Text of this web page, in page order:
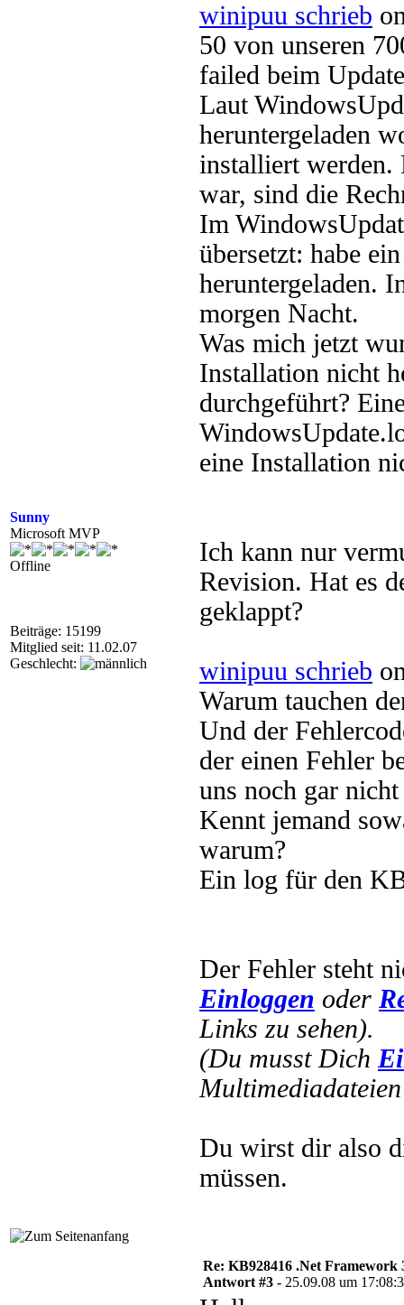
Sunny
Microsoft MVP
Offline
Beiträge: 15199
Mitglied seit: 11.02.07
Geschlecht:
winipuu schrieb
50 von unseren
failed beim
Laut
heruntergeladen
installiert werden.
war, sind die
Im
übersetzt: habe
heruntergeladen.
morgen Nacht.
Was mich jetzt
Installation nicht
durchgeführt?
eine Installation
Ich kann nur
Revision. Hat es
geklappt?
winipuu schrieb
Warum tauchen
Und der
der einen Fehler
uns noch gar
Kennt jemand
warum?
Ein log für den
Der Fehler steht
Einloggen oder
Links zu sehen).
(Du musst Dich
Du wirst dir also
müssen.
Re: KB928416 .Net Framework
Antwort #3 - 25.09.08 um